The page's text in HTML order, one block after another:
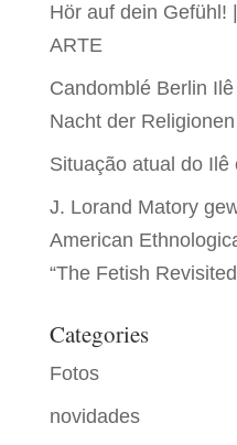
Hör auf dein Gefühl!
ARTE
Candomblé Berlin
Nacht der
Situação atual do
J. Lorand Matory
American
“The Fetish
Categories
Fotos
novidades